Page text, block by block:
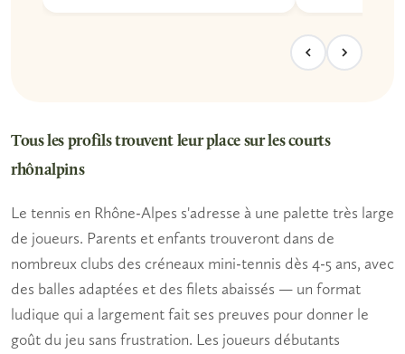
Tous les profils trouvent leur place sur les courts
rhônalpins
Le tennis en Rhône-Alpes s'adresse à une palette très large
de joueurs. Parents et enfants trouveront dans de
nombreux clubs des créneaux mini-tennis dès 4-5 ans, avec
des balles adaptées et des filets abaissés — un format
ludique qui a largement fait ses preuves pour donner le
goût du jeu sans frustration. Les joueurs débutants